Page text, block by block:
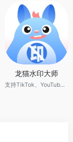
龙猫水印大师
支持TikTok、YouTube等30多个平台视频下载，万能水印视频编辑神器